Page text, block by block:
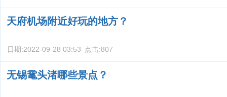
天府机场附近好玩的地方？
日期:2022-09-28 03:53 点击:807
无锡鼋头渚哪些景点？